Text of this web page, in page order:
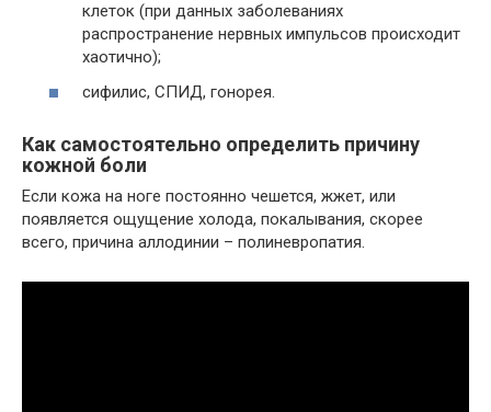
клеток (при данных заболеваниях
распространение нервных импульсов происходит
хаотично);
сифилис, СПИД, гонорея.
Как самостоятельно определить причину
кожной боли
Если кожа на ноге постоянно чешется, жжет, или
появляется ощущение холода, покалывания, скорее
всего, причина аллодинии – полиневропатия.